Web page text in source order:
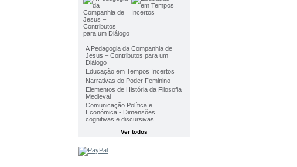
A Pedagogia da Companhia de
Jesus – Contributos para um
Diálogo
Educação em Tempos Incertos
Narrativas do Poder Feminino
Elementos de História da Filosofia
Medieval
Comunicação Política e
Económica - Dimensões
cognitivas e discursivas
Ver todos